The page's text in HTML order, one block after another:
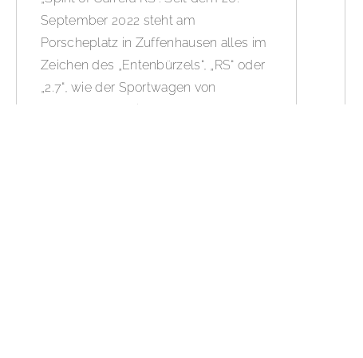
September 2022 steht am
Porscheplatz in Zuffenhausen alles im
Zeichen des „Entenbürzels“, „RS“ oder
„2.7“, wie der Sportwagen von
Porsche-Enthusiasten gern genannt